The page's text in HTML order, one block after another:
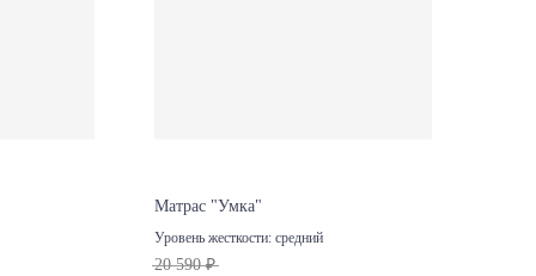
Матрас "Умка"
Уровень жесткости: средний
20 590 ₽